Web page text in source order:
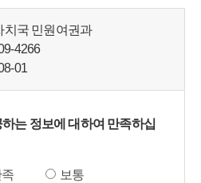
치국 민원여권과
4266
01
는 정보에 대하여 만족하십
보통